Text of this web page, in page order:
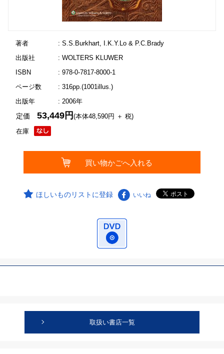
著者
: S.S.Burkhart, I.K.Y.Lo & P.C.Brady
出版社
: WOLTERS KLUWER
ISBN
: 978-0-7817-8000-1
ページ数
: 316pp.(1001illus.)
出版年
: 2006年
在庫
定価53,449円(本体48,590円 ＋ 税)
ほしいものリストに登録 いいね
取扱い書店一覧